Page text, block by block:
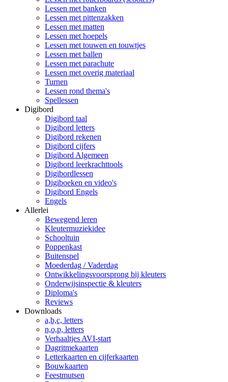
Lessen met banken
Lessen met pittenzakken
Lessen met matten
Lessen met hoepels
Lessen met touwen en touwtjes
Lessen met ballen
Lessen met parachute
Lessen met overig materiaal
Turnen
Lessen rond thema's
Spellessen
Digibord
Digibord taal
Digibord letters
Digibord rekenen
Digibord cijfers
Digibord Algemeen
Digibord leerkrachttools
Digibordlessen
Digiboeken en video's
Digibord Engels
Engels
Allerlei
Bewegend leren
Kleutermuziekidee
Schooltuin
Poppenkast
Buitenspel
Moederdag / Vaderdag
Ontwikkelingsvoorsprong bij kleuters
Onderwijsinspectie & kleuters
Diploma's
Reviews
Downloads
a,b,c, letters
n,o,p, letters
Verhaaltjes AVI-start
Dagritmekaarten
Letterkaarten en cijferkaarten
Bouwkaarten
Feestmutsen